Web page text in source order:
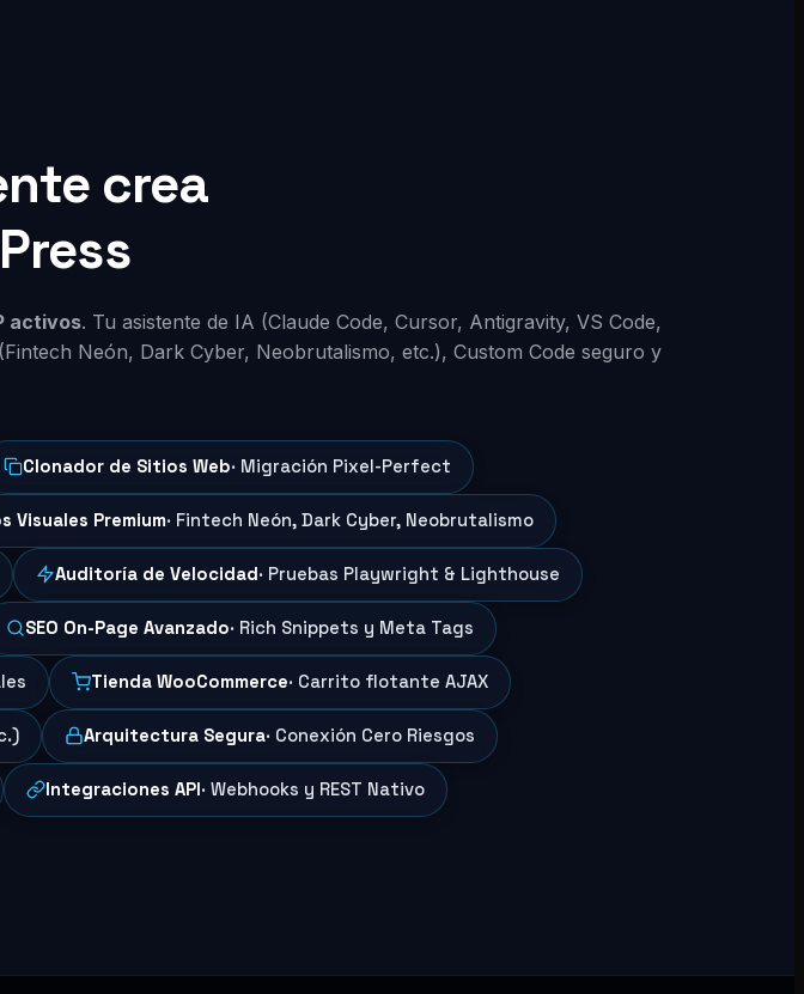
crea
activos. Tu asistente de IA (Claude Code, Cursor, Antigravity, VS Code,
Neón, Dark Cyber, Neobrutalismo, etc.), Custom Code seguro y
Clonador de Sitios Web· Migración Pixel-Perfect
Visuales Premium· Fintech Neón, Dark Cyber, Neobrutalismo
Auditoría de Velocidad· Pruebas Playwright & Lighthouse
SEO On-Page Avanzado· Rich Snippets y Meta Tags
Tienda WooCommerce· Carrito flotante AJAX
Arquitectura Segura· Conexión Cero Riesgos
Integraciones API· Webhooks y REST Nativo